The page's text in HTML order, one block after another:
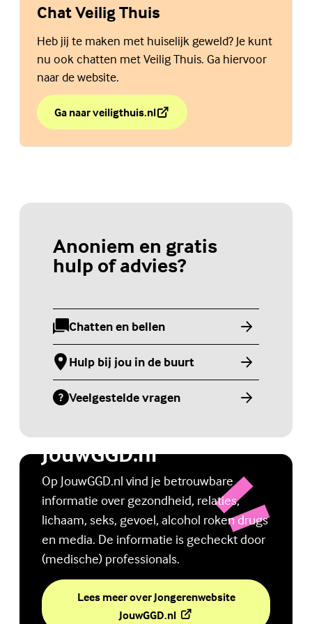
Chat Veilig Thuis
Heb jij te maken met huiselijk geweld? Je kunt
nu ook chatten met Veilig Thuis. Ga hiervoor
naar de website.
Ga naar veiligthuis.nl
over Chat Veilig Thuis
(Externe link)
Anoniem en gratis
hulp of advies?
Chatten en bellen
(Externe link)
Hulp bij jou in de buurt
(Externe link)
Veelgestelde vragen
(Externe link)
Jongerenwebsite
JouwGGD.nl
Op JouwGGD.nl vind je betrouwbare
informatie over gezondheid, relaties,
lichaam, seks, gevoel, alcohol roken drugs
en media. De informatie is gecheckt door
(medische) professionals.
Lees meer over Jongerenwebsite
JouwGGD.nl(Externe link)